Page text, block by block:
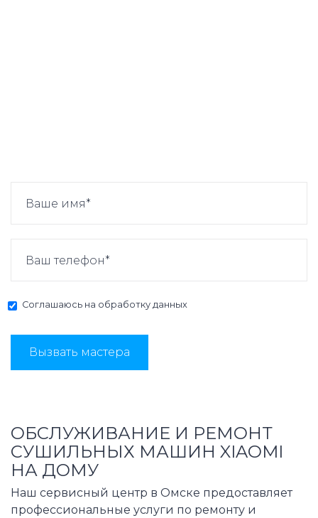
Соглашаюсь на обработку данных
Вызвать мастера
ОБСЛУЖИВАНИЕ И РЕМОНТ
СУШИЛЬНЫХ МАШИН XIAOMI
НА ДОМУ
Наш сервисный центр в Омске предоставляет
профессиональные услуги по ремонту и